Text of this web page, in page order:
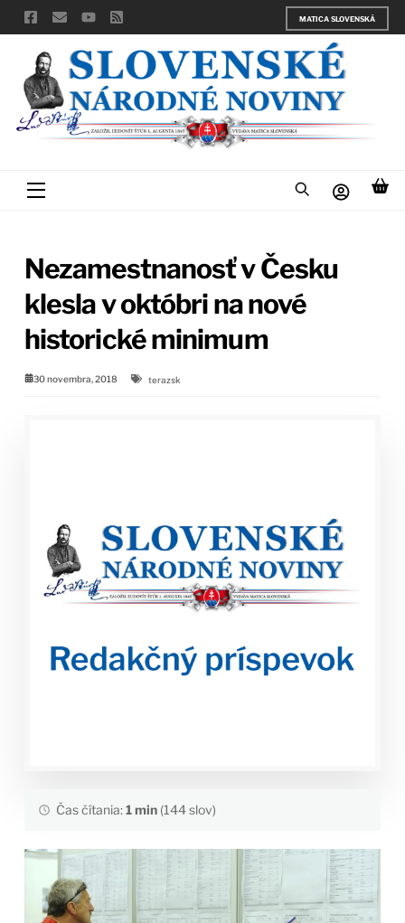
Skip
to
content
MATICA SLOVENSKÁ
Menu
Nezamestnanosť v Česku
klesla v októbri na nové
historické minimum
30 novembra, 2018 terazsk
Čas čítania:1 min(144 slov)